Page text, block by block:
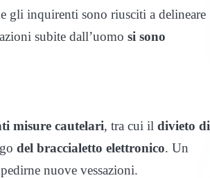
gli inquirenti sono riusciti a delineare
subite dall’uomo si sono
misure cautelari, tra cui il divieto di
del braccialetto elettronico. Un
nuove vessazioni.